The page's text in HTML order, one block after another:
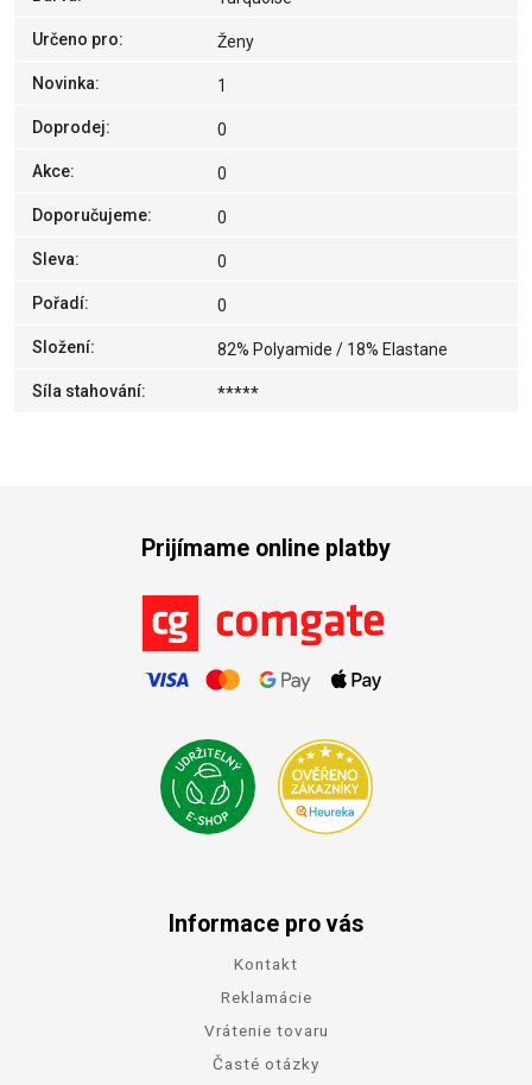
Určeno pro: Ženy
Novinka: 1
Doprodej: 0
Akce: 0
Doporučujeme: 0
Sleva: 0
Pořadí: 0
Složení: 82% Polyamide / 18% Elastane
Síla stahování: *****
Prijímame online platby
Informace pro vás
Kontakt
Reklamácie
Vrátenie tovaru
Časté otázky